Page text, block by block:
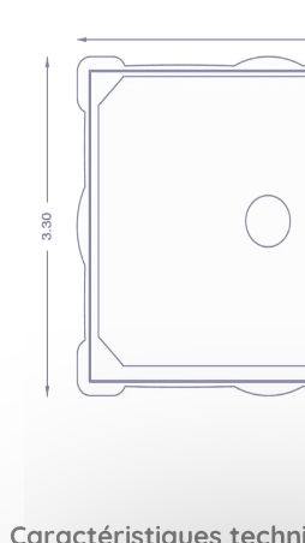
Caractéristiques